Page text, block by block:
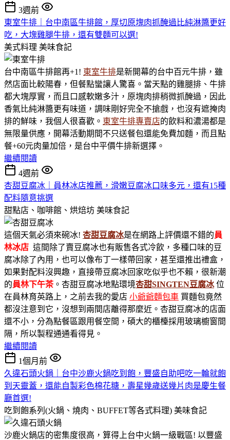
3週前
東室牛排｜台中南區牛排館，厚切原塊肉抓醃過比純淋醬更好
吃，大塊雞腿牛排，還有雙麵可以選!
美式料理 美味食記
台中南區牛排館再+1! 東室牛排是新開幕的台中百元牛排，雖
然店面比較陽春，但餐點蠻讓人驚喜。當天點的雞腿排、牛排
都大塊厚實，而且口感軟嫩多汁，原塊肉排稍微抓醃過，因此
香氣比純淋醬更有味道，調味剛好完全不搶戲，也沒有遮掩肉
排的鮮味，我個人很喜歡。 東室牛排專賣店的飲料和濃湯都是
無限量供應，開幕活動期間不只送餐包還能免費加麵，而且點
餐+60元肉量加倍，是台中平價牛排新選擇。
繼續閱讀
4週前
杏甜豆腐冰｜員林冰店推薦，滑嫩豆腐冰口味多元，還有15種
配料隨意挑選
甜點店、咖啡館、烘焙坊 美味食記
這個天氣必須來碗冰! 杏甜豆腐冰是在網路上評價還不錯的員
林冰店 這間除了賣豆腐冰也有販售各式冷飲，多種口味的豆
腐冰除了內用，也可以像布丁一樣帶回家，甚至還推出禮盒，
如果對配料沒興趣，直接帶豆腐冰回家吃似乎也不賴，很新潮
的員林下午茶。杏甜豆腐冰地點環境杏甜SINGTEN豆腐冰 位
在員林育英路上，之前去我的愛店 小爺爺麵包車 買麵包竟然
都沒注意到它，沒想到兩間店離得那麼近。杏甜豆腐冰的店面
還不小，分為點餐區跟用餐空間，碩大的櫃檯採用玻璃櫥窗間
隔，所以製程通通看得見。
繼續閱讀
1個月前
久違石頭火鍋｜台中沙鹿火鍋吃到飽，豐盛自助吧吃一輪就飽
到天靈蓋，還能自製彩色棉花糖，壽星幾歲送幾片肉是慶生餐
廳首選!
吃到飽系列(火鍋、燒肉、BUFFET等各式料理) 美味食記
沙鹿火鍋店的密集度很高，算得上台中火鍋一級戰區! 以豐盛